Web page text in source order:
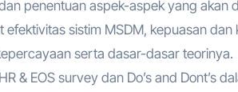
penentuan aspek-aspek yang
efektivitas sistim MSDM, kepuasan
serta dasar-dasar teorinya.
& EOS survey dan Do’s and Dont’s